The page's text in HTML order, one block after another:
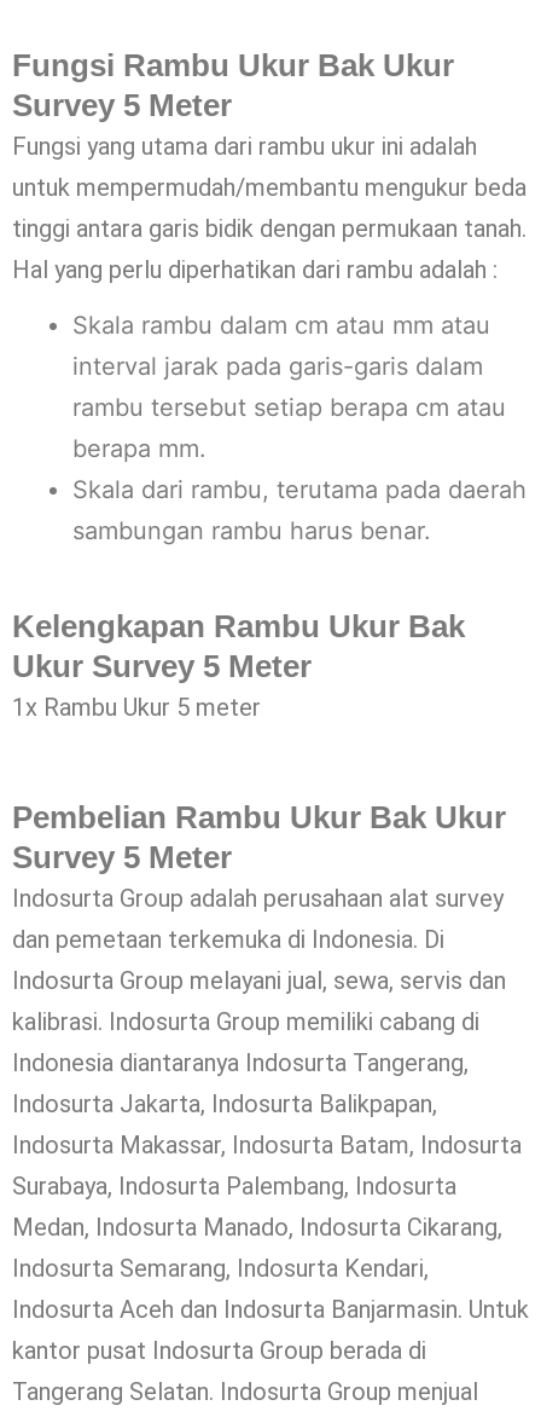
Fungsi Rambu Ukur Bak Ukur
Survey 5 Meter
Fungsi yang utama dari rambu ukur ini adalah
untuk mempermudah/membantu mengukur beda
tinggi antara garis bidik dengan permukaan tanah.
Hal yang perlu diperhatikan dari rambu adalah :
Skala rambu dalam cm atau mm atau
interval jarak pada garis-garis dalam
rambu tersebut setiap berapa cm atau
berapa mm.
Skala dari rambu, terutama pada daerah
sambungan rambu harus benar.
Kelengkapan Rambu Ukur Bak
Ukur Survey 5 Meter
1x Rambu Ukur 5 meter
Pembelian Rambu Ukur Bak Ukur
Survey 5 Meter
Indosurta Group adalah perusahaan alat survey
dan pemetaan terkemuka di Indonesia. Di
Indosurta Group melayani jual, sewa, servis dan
kalibrasi. Indosurta Group memiliki cabang di
Indonesia diantaranya Indosurta Tangerang,
Indosurta Jakarta, Indosurta Balikpapan,
Indosurta Makassar, Indosurta Batam, Indosurta
Surabaya, Indosurta Palembang, Indosurta
Medan, Indosurta Manado, Indosurta Cikarang,
Indosurta Semarang, Indosurta Kendari,
Indosurta Aceh dan Indosurta Banjarmasin. Untuk
kantor pusat Indosurta Group berada di
Tangerang Selatan. Indosurta Group menjual